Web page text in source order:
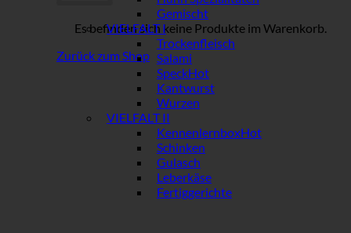
Es befinden sich keine Produkte im Warenkorb.
Zurück zum Shop
Gemischt
VIELFALT I
Trockenfleisch
Salami
Speck
Kantwurst
Wurzen
VIELFALT II
Kennenlernbox
Schinken
Gulasch
Leberkäse
Fertiggerichte